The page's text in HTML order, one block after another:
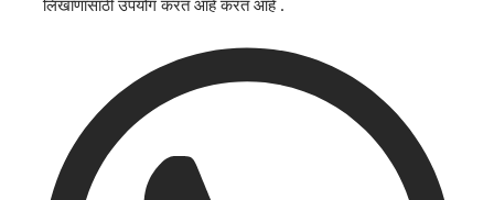
लिखाणासाठी उपयोग करत आहे करत आहे .